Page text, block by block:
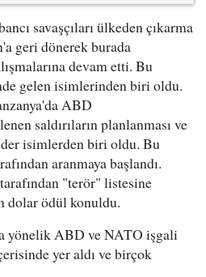
savaşçıları ülkeden çıkarma
geri dönerek burada
devam etti. Bu
gelen isimlerinden biri oldu.
ABD
saldırıların planlanması ve
isimlerden biri oldu. Bu
aranmaya başlandı.
"terör" listesine
dolar ödül konuldu.
yönelik ABD ve NATO işgali
yer aldı ve birçok